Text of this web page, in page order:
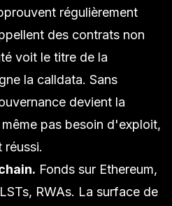
régulièrement
des contrats non
voit le titre de la
la calldata. Sans
devient la
pas besoin d'exploit,
réussi.
Fonds sur Ethereum,
RWAs. La surface de